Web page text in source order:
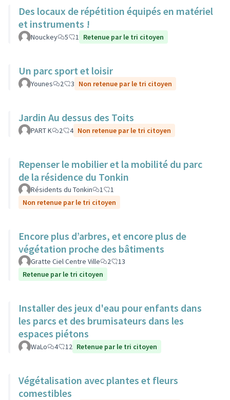
Des locaux de répétition équipés en matériel
et instruments !
Nouckey 5 1 Retenue par le tri citoyen
Un parc sport et loisir
Younes 2 3 Non retenue par le tri citoyen
Jardin Au dessus des Toits
PART K 2 4 Non retenue par le tri citoyen
Repenser le mobilier et la mobilité du parc
de la résidence du Tonkin
Résidents du Tonkin 1
1
Non retenue par le tri citoyen
Encore plus d’arbres, et encore plus de
végétation proche des bâtiments
Gratte Ciel Centre Ville 2
13
Retenue par le tri citoyen
Installer des jeux d'eau pour enfants dans
les parcs et des brumisateurs dans les
espaces piétons
WaLo 4 12 Retenue par le tri citoyen
Végétalisation avec plantes et fleurs
comestibles